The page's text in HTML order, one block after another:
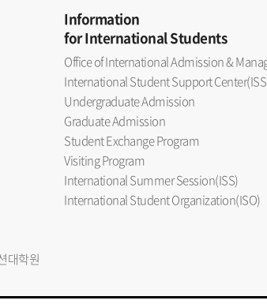
대학원
Information
for International Students
Office of International Admission &
International Student Support
Undergraduate Admission
Graduate Admission
Student Exchange Program
Visiting Program
International Summer Session(ISS)
International Student Organization(ISO)